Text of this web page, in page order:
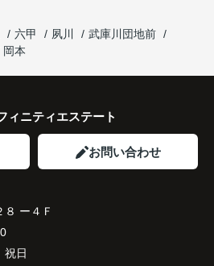
の住まいを選ばれました。
それぞれの通勤・通学時間が短く
て、将来を見据えた良い選択だった
六甲 夙川
武庫川団地前
岡本
ィニティエステート
お問い合わせ
ー４Ｆ
祝日